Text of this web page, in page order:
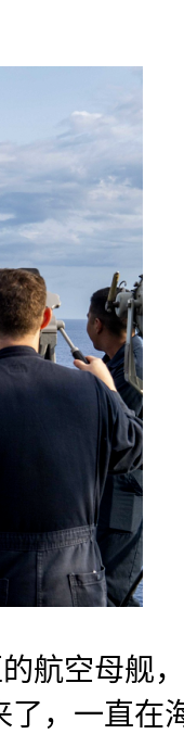
航空母舰
，一直